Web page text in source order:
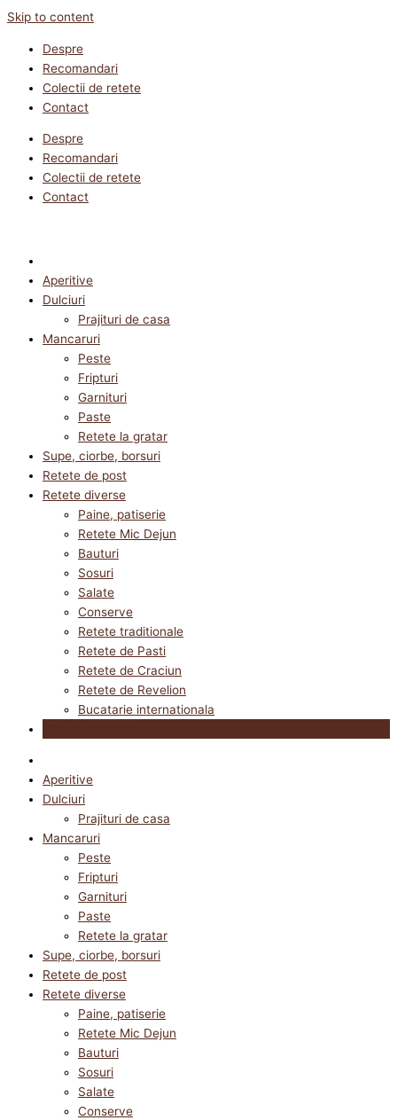
Skip to content
Despre
Recomandari
Colectii de retete
Contact
Despre
Recomandari
Colectii de retete
Contact
Aperitive
Dulciuri
Prajituri de casa
Mancaruri
Peste
Fripturi
Garnituri
Paste
Retete la gratar
Supe, ciorbe, borsuri
Retete de post
Retete diverse
Paine, patiserie
Retete Mic Dejun
Bauturi
Sosuri
Salate
Conserve
Retete traditionale
Retete de Pasti
Retete de Craciun
Retete de Revelion
Bucatarie internationala
Aperitive
Dulciuri
Prajituri de casa
Mancaruri
Peste
Fripturi
Garnituri
Paste
Retete la gratar
Supe, ciorbe, borsuri
Retete de post
Retete diverse
Paine, patiserie
Retete Mic Dejun
Bauturi
Sosuri
Salate
Conserve